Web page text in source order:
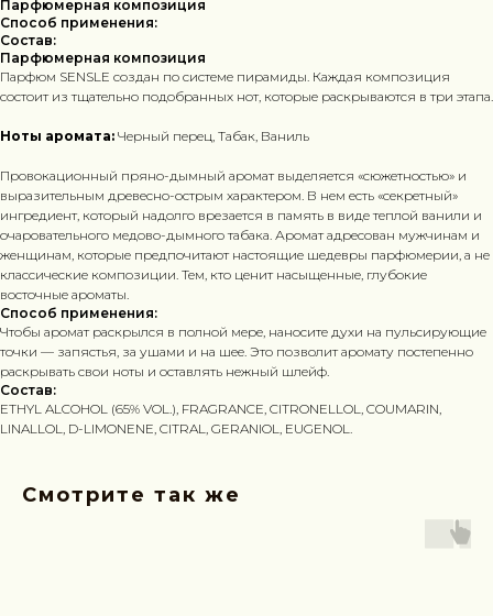
Парфюмерная композиция
Способ применения:
Состав:
Парфюмерная композиция
Парфюм SENSLE создан по системе пирамиды. Каждая композиция
состоит из тщательно подобранных нот, которые раскрываются в три этапа.
Ноты аромата: Черный перец, Табак, Ваниль
Провокационный пряно-дымный аромат выделяется «сюжетностью» и
выразительным древесно-острым характером. В нем есть «секретный»
ингредиент, который надолго врезается в память в виде теплой ванили и
очаровательного медово-дымного табака. Аромат адресован мужчинам и
женщинам, которые предпочитают настоящие шедевры парфюмерии, а не
классические композиции. Тем, кто ценит насыщенные, глубокие
восточные ароматы.
Способ применения:
Чтобы аромат раскрылся в полной мере, наносите духи на пульсирующие
точки — запястья, за ушами и на шее. Это позволит аромату постепенно
раскрывать свои ноты и оставлять нежный шлейф.
Состав:
ETHYL ALCOHOL (65% VOL.), FRAGRANCE, CITRONELLOL, COUMARIN,
LINALLOL, D-LIMONENE, CITRAL, GERANIOL, EUGENOL.
Смотрите так же